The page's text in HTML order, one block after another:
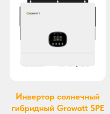
Инвертор солнечный
гибридный Growatt SPE